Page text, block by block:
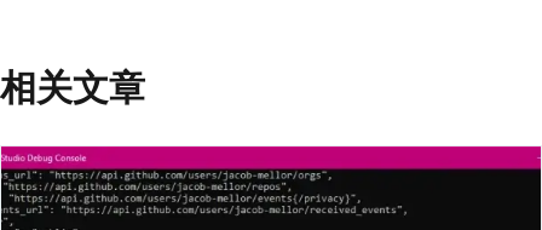
相关文章